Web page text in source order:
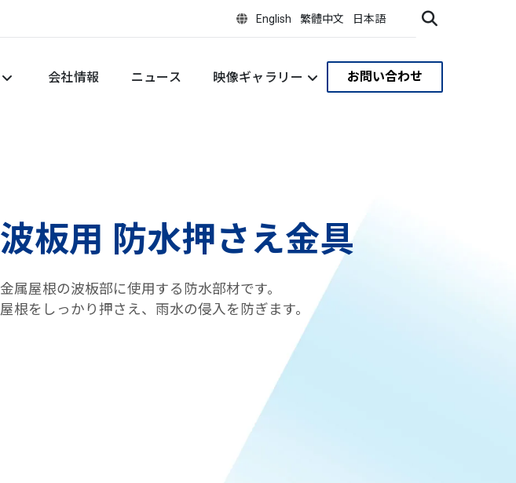
English 繁體中文 日本語
お問い合わせ
会社情報 ニュース 映像ギャラリー
波板用 防水押さえ金具
金属屋根の波板部に使用する防水部材です。
屋根をしっかり押さえ、雨水の侵入を防ぎます。